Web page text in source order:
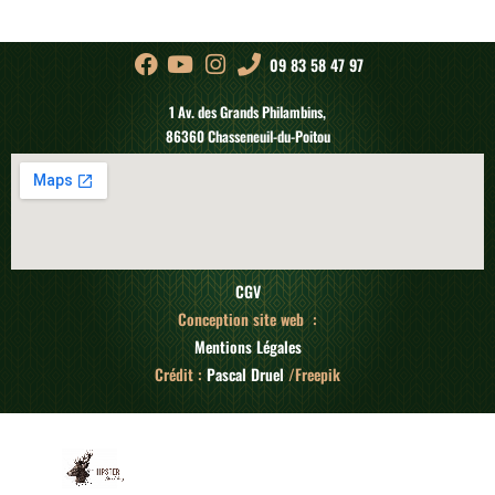
09 83 58 47 97
1 Av. des Grands Philambins,
86360 Chasseneuil-du-Poitou
CGV
Conception site web :
Mentions Légales
Crédit : Pascal Druel/Freepik